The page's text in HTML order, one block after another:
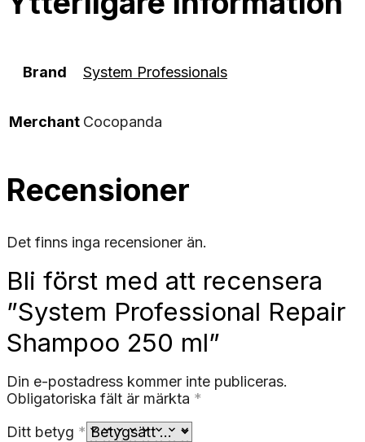
Brand System Professionals
Merchant Cocopanda
Recensioner
Det finns inga recensioner än.
Bli först med att recensera
”System Professional Repair
Shampoo 250 ml”
Din e-postadress kommer inte publiceras.
Obligatoriska fält är märkta *
Ditt betyg *